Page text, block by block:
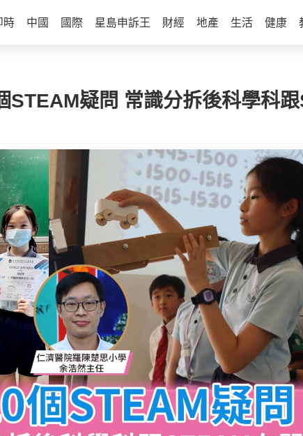
時 中國 國際 星島申訴王 財經 地產 生活 健康
疑問 常識分拆後科學科